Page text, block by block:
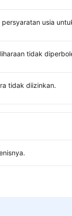
usia
tidak
tidak diizinkan.